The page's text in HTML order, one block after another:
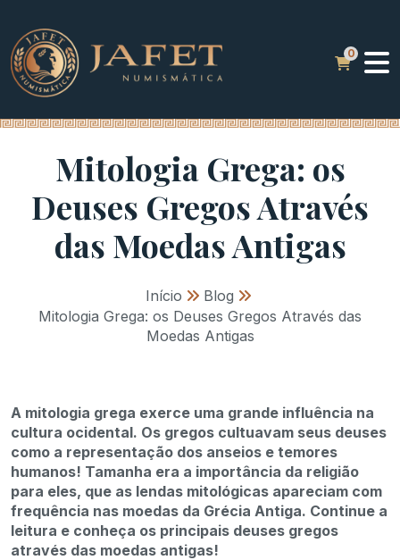
Mitologia Grega: os
Deuses Gregos Através
das Moedas Antigas
Início » Blog »
Mitologia Grega: os Deuses Gregos Através das
Moedas Antigas
A mitologia grega exerce uma grande influência na
cultura ocidental. Os gregos cultuavam seus deuses
como a representação dos anseios e temores
humanos! Tamanha era a importância da religião
para eles, que as lendas mitológicas apareciam com
frequência nas moedas da Grécia Antiga. Continue a
leitura e conheça os principais deuses gregos
através das moedas antigas!